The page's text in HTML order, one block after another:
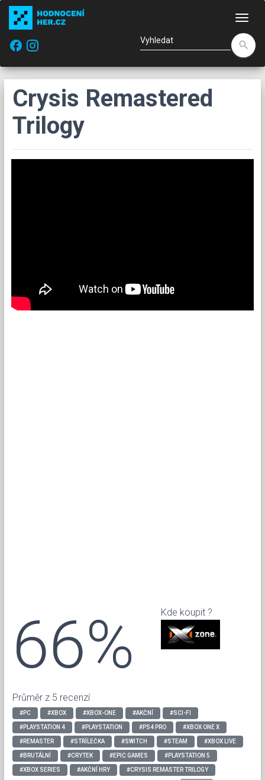
facebook
search
Crysis Remastered
Trilogy
66%
Průměr z 5 recenzí
Kde koupit ?
#PC #XBOX #XBOX-ONE #AKČNÍ #SCI-FI
#PLAYSTATION 4 #PLAYSTATION #PS4 PRO #XBOX ONE X
#REMASTER #STŘÍLEČKA #SWITCH #STEAM #XBOX LIVE
#BRUTÁLNÍ #CRYTEK #EPIC GAMES #PLAYSTATION 5
#XBOX SERIES #AKČNÍ HRY #CRYSIS REMASTER TRILOGY